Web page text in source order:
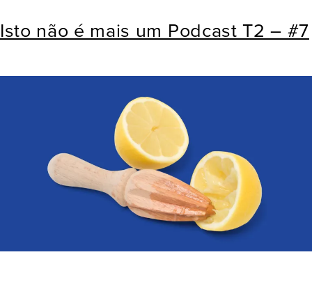
Isto não é mais um Podcast T2 – #7